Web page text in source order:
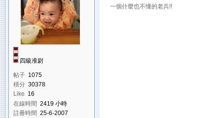
四級准尉
帖子 1075
積分 30378
Like 16
在線時間 2419 小時
註冊時間 25-6-2007
一個什麼也不懂的老兵!!